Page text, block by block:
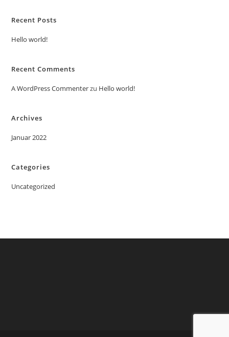
Recent Posts
Hello world!
Recent Comments
A WordPress Commenterzu Hello world!
Archives
Januar 2022
Categories
Uncategorized